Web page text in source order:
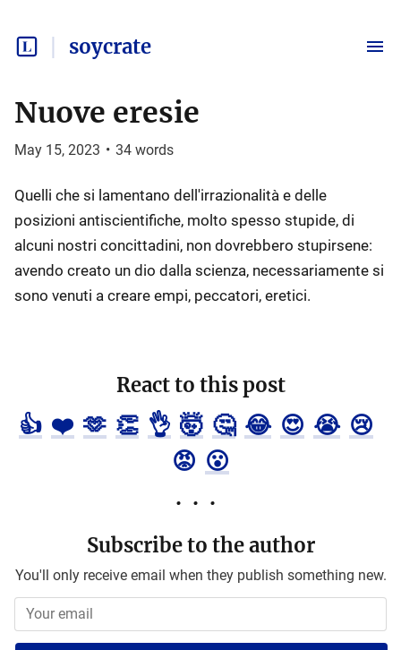
soycrate
Nuove eresie
May 15, 2023 • 34 words
Quelli che si lamentano dell'irrazionalità e delle
posizioni antiscientifiche, molto spesso stupide, di
alcuni nostri concittadini, non dovrebbero stupirsene:
avendo creato un dio dalla scienza, necessariamente si
sono venuti a creare empi, peccatori, eretici.
React to this post
👍 ❤️ 🫶 👏 👌 🤯 🤔 😂 😍 😭 😢
😡 😮
Subscribe to the author
You'll only receive email when they publish something new.